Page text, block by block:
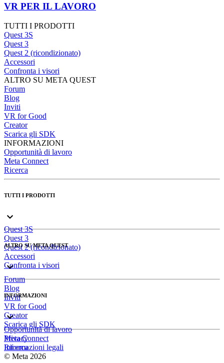
VR PER IL LAVORO
TUTTI I PRODOTTI
Quest 3S
Quest 3
Quest 2 (ricondizionato)
Accessori
Confronta i visori
ALTRO SU META QUEST
Forum
Blog
Inviti
VR for Good
Creator
Scarica gli SDK
INFORMAZIONI
Opportunità di lavoro
Meta Connect
Ricerca
TUTTI I PRODOTTI
Quest 3S
Quest 3
Quest 2 (ricondizionato)
Accessori
Confronta i visori
ALTRO SU META QUEST
Forum
Blog
Inviti
VR for Good
Creator
Scarica gli SDK
INFORMAZIONI
Opportunità di lavoro
Meta Connect
Ricerca
Privacy
Informazioni legali
© Meta 2026